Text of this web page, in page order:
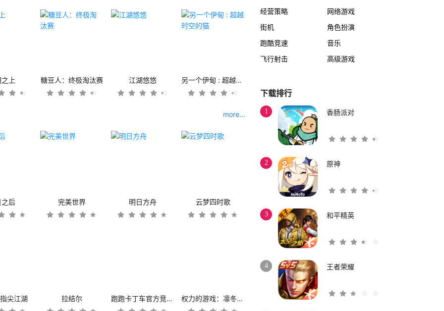
上 糖豆人：终极淘汰赛 江湖悠悠 另一个伊甸 : 超越时空的猫
more...
后 完美世界 明日方舟 云梦四时歌
尖江湖 拉结尔 跑跑卡丁车官方竞速版 权力的游戏：凛冬将至
经营策略
网络游戏
街机
角色扮演
跑酷竞速
音乐
飞行射击
高级游戏
下载排行
1 香肠派对
2 原神
3 和平精英
4 王者荣耀